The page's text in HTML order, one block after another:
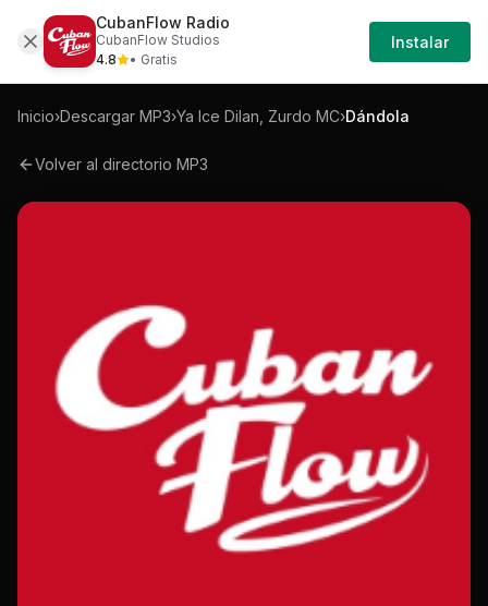
Mp3 Ya-ice-dilan-zurdo-mc-dandola-mp3
Iniciar
Sesión
Inicio›Descargar MP3›Ya Ice Dilan, Zurdo MC›Dándola
Volver al directorio MP3
CubanFlow Radio
CubanFlow Studios
4.8
• Gratis
Instalar